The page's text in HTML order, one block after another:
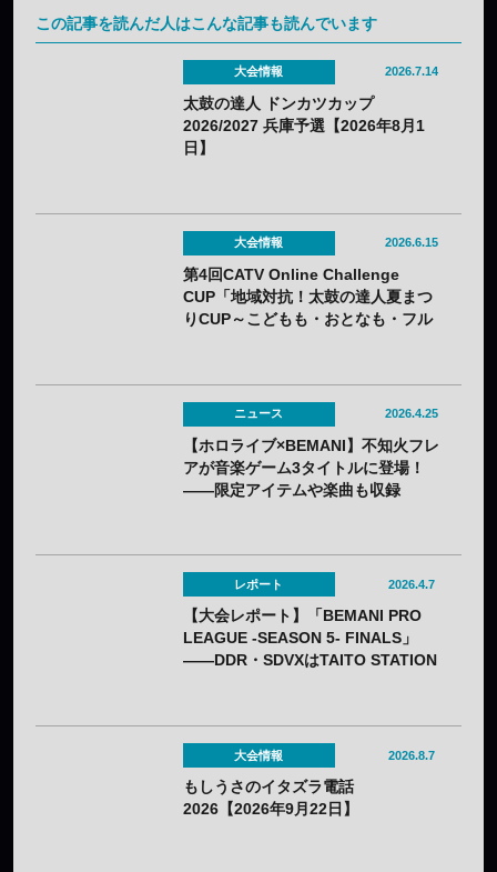
この記事を読んだ人はこんな記事も読んでいます
大会情報 2026.7.14
太鼓の達人 ドンカツカップ
2026/2027 兵庫予選【2026年8月1
日】
大会情報 2026.6.15
第4回CATV Online Challenge
CUP「地域対抗！太鼓の達人夏まつ
りCUP～こどもも・おとなも・フル
ニュース 2026.4.25
【ホロライブ×BEMANI】不知火フレ
アが音楽ゲーム3タイトルに登場！
——限定アイテムや楽曲も収録
レポート 2026.4.7
【大会レポート】「BEMANI PRO
LEAGUE -SEASON 5- FINALS」
——DDR・SDVXはTAITO STATION
大会情報 2026.8.7
もしうさのイタズラ電話
2026【2026年9月22日】